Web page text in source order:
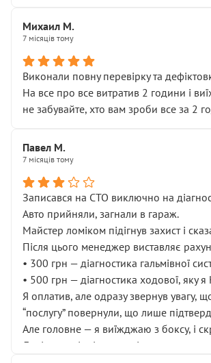
Михаил М.
7 місяців тому
Виконали повну перевірку та
На все про все витратив 2 години і
не забувайте, хто вам зроби все за 2
Павел М.
7 місяців тому
Записався на СТО виключно на
Авто прийняли, загнали в гараж.
Майстер ломіком підігнув захист і
Після цього менеджер виставляє
• 300 грн — діагностика гальмівної
• 500 грн — діагностика ходової, яку
Я оплатив, але одразу звернув увагу,
“послугу” повернули, що лише
Але головне — я виїжджаю з боксу, і
Далі ситуація тільки погіршилась: